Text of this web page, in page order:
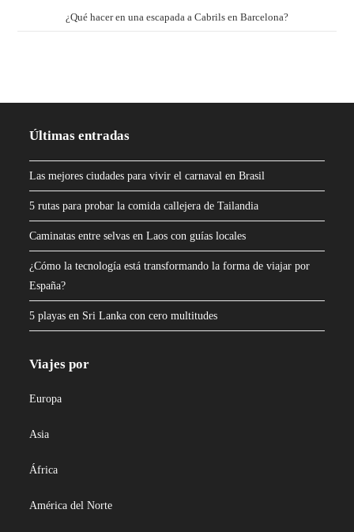
¿Qué hacer en una escapada a Cabrils en Barcelona?
Últimas entradas
Las mejores ciudades para vivir el carnaval en Brasil
5 rutas para probar la comida callejera de Tailandia
Caminatas entre selvas en Laos con guías locales
¿Cómo la tecnología está transformando la forma de viajar por
España?
5 playas en Sri Lanka con cero multitudes
Viajes por
Europa
Asia
África
América del Norte